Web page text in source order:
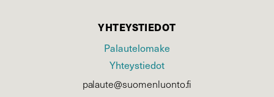
YHTEYSTIEDOT
Palautelomake
Yhteystiedot
palaute@suomenluonto.fi